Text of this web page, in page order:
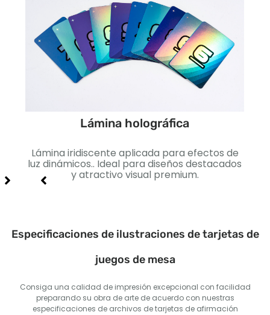
Lámina holográfica
Lámina iridiscente aplicada para efectos de
luz dinámicos.. Ideal para diseños destacados
y atractivo visual premium.
Especificaciones de ilustraciones de tarjetas de
juegos de mesa
Consiga una calidad de impresión excepcional con facilidad
preparando su obra de arte de acuerdo con nuestras
especificaciones de archivos de tarjetas de afirmación